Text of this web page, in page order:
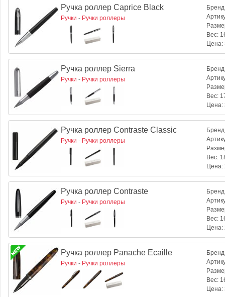
Ручка роллер Caprice Black
Ручки - Ручки роллеры
Вес:
Цена:
Ручка роллер Sierra
Ручки - Ручки роллеры
Вес:
Цена:
Ручка роллер Contraste Classic
Ручки - Ручки роллеры
Вес:
Цена:
Ручка роллер Contraste
Ручки - Ручки роллеры
Вес:
Цена:
Ручка роллер Panache Ecaille
Ручки - Ручки роллеры
Вес:
Цена: